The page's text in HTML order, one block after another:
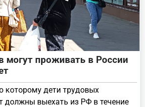
могут проживать в России
которому дети трудовых
должны выехать из РФ в течение